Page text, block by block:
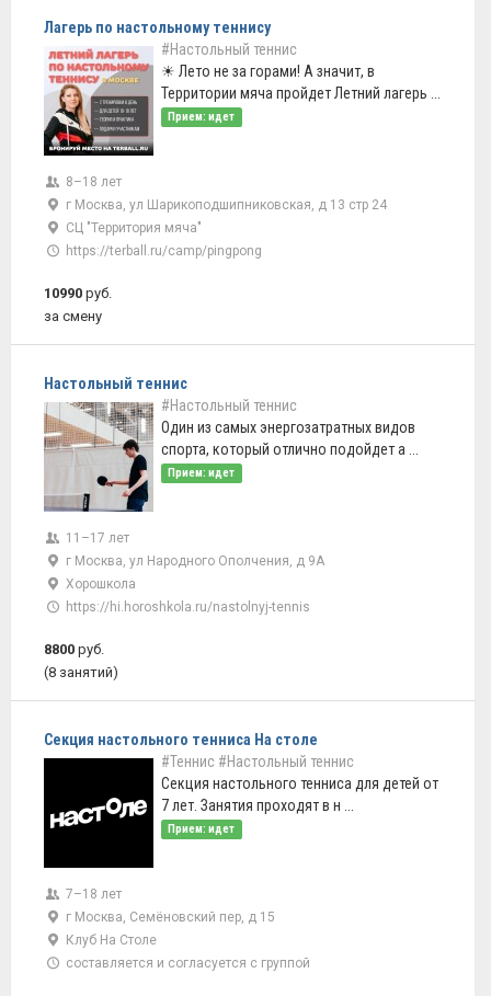
Лагерь по настольному теннису
#Настольный теннис
☀ Лето не за горами! А значит, в
Территории мяча пройдет Летний лагерь ...
Прием: идет
8–18 лет
г Москва, ул Шарикоподшипниковская, д 13 стр 24
CЦ "Территория мяча"
https://terball.ru/camp/pingpong
10990 руб.
за смену
Настольный теннис
#Настольный теннис
Один из самых энергозатратных видов
спорта, который отлично подойдет а ...
Прием: идет
11–17 лет
г Москва, ул Народного Ополчения, д 9А
Хорошкола
https://hi.horoshkola.ru/nastolnyj-tennis
8800 руб.
(8 занятий)
Секция настольного тенниса На столе
#Теннис #Настольный теннис
Секция настольного тенниса для детей от
7 лет. Занятия проходят в н ...
Прием: идет
7–18 лет
г Москва, Семёновский пер, д 15
Клуб На Столе
составляется и согласуется с группой